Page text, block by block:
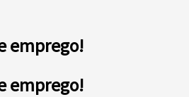
emprego!
emprego!